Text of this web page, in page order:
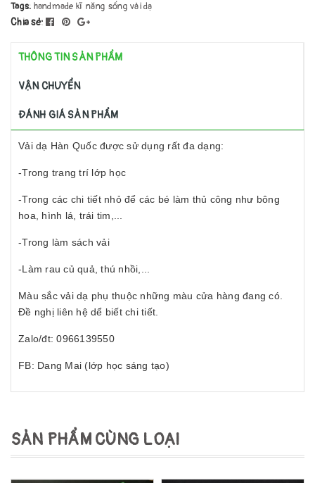
Tags: handmade kĩ năng sống vải dạ
Chia sẻ:
THÔNG TIN SẢN PHẨM
VẬN CHUYỂN
ĐÁNH GIÁ SẢN PHẨM
Vải dạ Hàn Quốc được sử dụng rất đa dạng:
-Trong trang trí lớp học
-Trong các chi tiết nhỏ để các bé làm thủ công như bông
hoa, hình lá, trái tim,...
-Trong làm sách vải
-Làm rau củ quả, thú nhồi,...
Màu sắc vải dạ phụ thuộc những màu cửa hàng đang có.
Đề nghị liên hệ dể biết chi tiết.
Zalo/đt: 0966139550
FB: Dang Mai (lớp học sáng tạo)
SẢN PHẨM CÙNG LOẠI